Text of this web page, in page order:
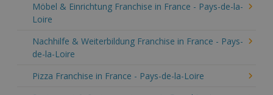
Möbel & Einrichtung Franchise in France - Pays-de-la-
Loire
Nachhilfe & Weiterbildung Franchise in France - Pays-
de-la-Loire
Pizza Franchise in France - Pays-de-la-Loire